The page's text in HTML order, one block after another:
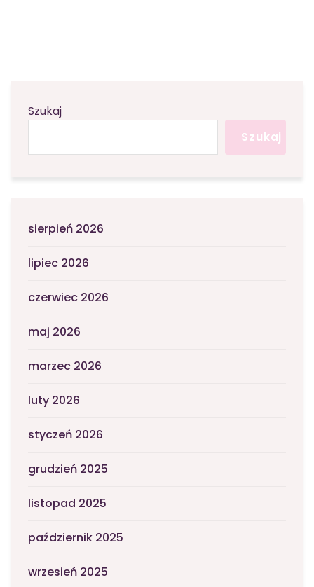
Szukaj
Szukaj
sierpień 2026
lipiec 2026
czerwiec 2026
maj 2026
marzec 2026
luty 2026
styczeń 2026
grudzień 2025
listopad 2025
październik 2025
wrzesień 2025